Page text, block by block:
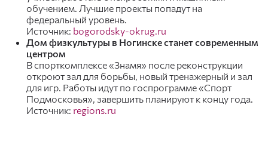
обучением. Лучшие проекты попадут на
федеральный уровень.
Источник: bogorodsky-okrug.ru
Дом физкультуры в Ногинске станет современным
центром
В спорткомплексе «Знамя» после реконструкции
откроют зал для борьбы, новый тренажерный и зал
для игр. Работы идут по госпрограмме «Спорт
Подмосковья», завершить планируют к концу года.
Источник: regions.ru